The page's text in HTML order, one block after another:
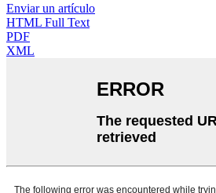
Enviar un artículo
HTML Full Text
PDF
XML